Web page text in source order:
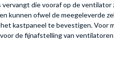
die vooraf op de
kunnen ofwel de
kastpaneel te bevestigen. Voor
de fijnafstelling van